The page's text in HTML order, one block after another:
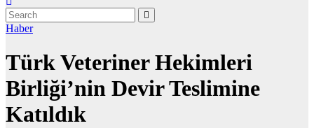
Haber
Türk Veteriner Hekimleri
Birliği’nin Devir Teslimine
Katıldık